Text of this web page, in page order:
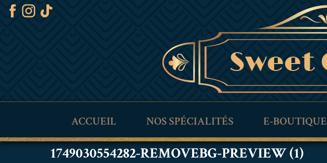
ACCUEIL NOS SPÉCIALITÉS E-BOUTIQUE
1749030554282-REMOVEBG-PREVIEW (1)